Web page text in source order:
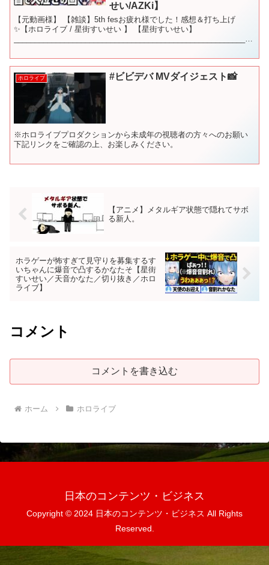
せい/AZKi】
【元動画様】 【雑談】5th fesお疲れ様でした！感想＆打ち上げ
✨【ホロライブ / 星街すいせい 】 【星街すいせい】
_________________________________________________________
ホロライブ #ビビデバ MVダイジェスト📸
※ホロライブプロダクションから未成年の視聴者の方々へのお願い
下記リンクをご確認の上、お楽しみください。
【アニメ】メタルギア状態で隠れてサボ
る新人。
ホラゲーが怖すぎて見守りを募集するす
いちゃんに爆音で凸するかなたそ【星街
すいせい／天音かなた／切り抜き／ホロ
ライブ】
コメント
コメントを書き込む
ホーム ホロライブ
日本のコンテンツ・ビジネス
Copyright © 2024 日本のコンテンツ・ビジネス All Rights
Reserved.